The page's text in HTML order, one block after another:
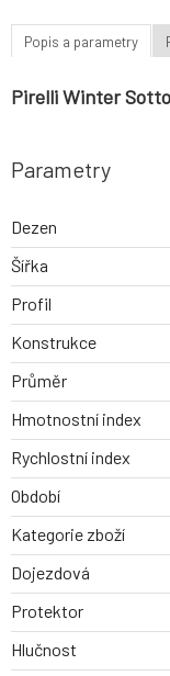
Popis a parametry
Pirelli Winter
Parametry
Dezen
Šířka
Profil
Konstrukce
Průměr
Hmotnostní index
Rychlostní index
Období
Kategorie zboží
Dojezdová
Protektor
Hlučnost